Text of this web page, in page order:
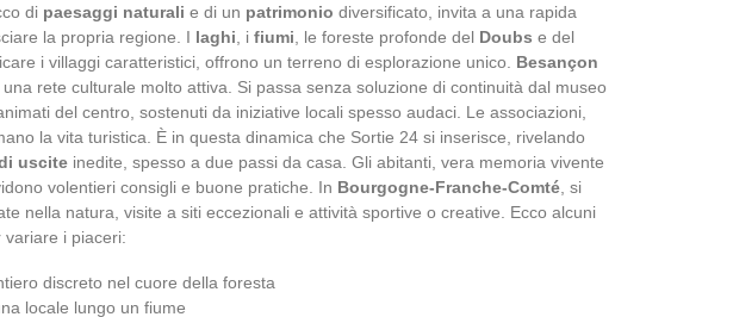
di paesaggi naturali e di un patrimonio diversificato, invita a una rapida
la propria regione. I laghi , i fiumi , le foreste profonde del Doubs e del
i villaggi caratteristici, offrono un terreno di esplorazione unico. Besançon
rete culturale molto attiva. Si passa senza soluzione di continuità dal museo
del centro, sostenuti da iniziative locali spesso audaci. Le associazioni,
la vita turistica. È in questa dinamica che Sortie 24 si inserisce, rivelando
uscite inedite, spesso a due passi da casa. Gli abitanti, vera memoria vivente
volentieri consigli e buone pratiche. In Bourgogne-Franche-Comté , si
nella natura, visite a siti eccezionali e attività sportive o creative. Ecco alcuni
i piaceri:
discreto nel cuore della foresta
locale lungo un fiume